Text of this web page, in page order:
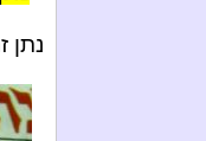
נתן